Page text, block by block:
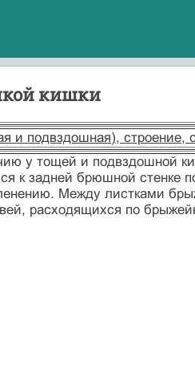
кишки
и подвздошная), строение,
у тощей и подвздошной
задней брюшной стенке
Между листками
расходящихся по